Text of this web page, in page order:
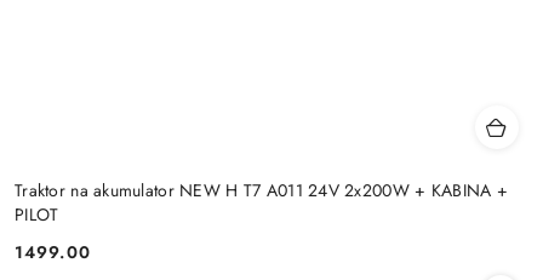
Traktor na akumulator NEW H T7 A011 24V 2x200W + KABINA +
PILOT
Cena:
1499.00